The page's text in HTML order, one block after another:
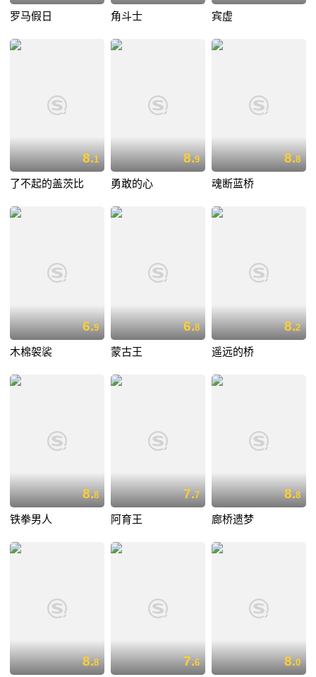
罗马假日 角斗士 宾虚
8.1
了不起的盖茨比
8.9
勇敢的心
8.8
魂断蓝桥
6.9
木棉袈裟
6.8
蒙古王
8.2
遥远的桥
8.8
铁拳男人
7.7
阿育王
8.8
廊桥遗梦
8.8 7.6 8.0